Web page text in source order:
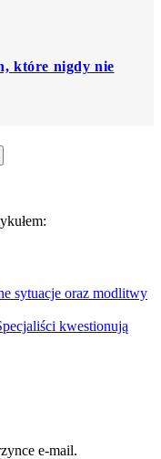
które nigdy nie
sytuacje oraz modlitwy
kwestionują
e-mail.